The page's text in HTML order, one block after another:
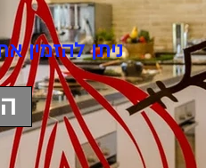
ניתן להזמין